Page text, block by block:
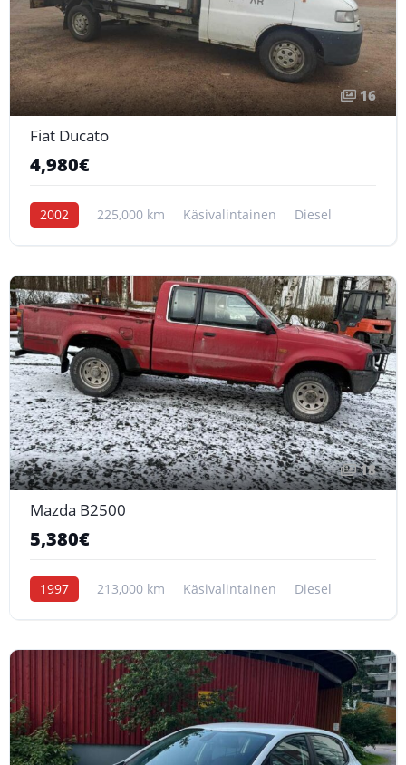
16
Fiat Ducato
4,980€
2002 225,000 km Käsivalintainen Diesel
18
Mazda B2500
5,380€
1997 213,000 km Käsivalintainen Diesel